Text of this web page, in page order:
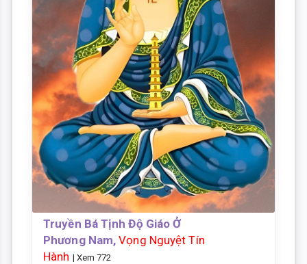
Truyền Bá Tịnh Độ Giáo Ở
Phương Nam,Vọng Nguyệt Tín
Hành | Xem 772